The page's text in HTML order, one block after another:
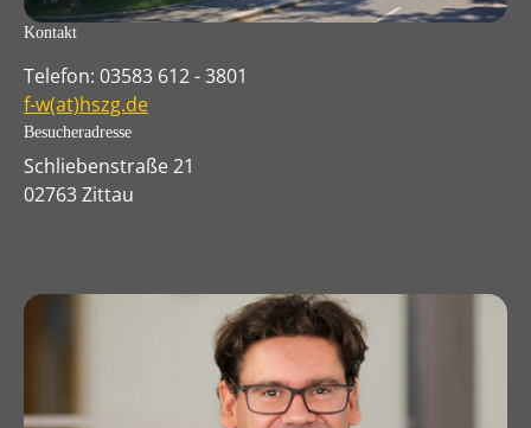
Kontakt
Telefon: 03583 612 - 3801
f-w(at)hszg.de
Besucheradresse
Schliebenstraße 21
02763 Zittau